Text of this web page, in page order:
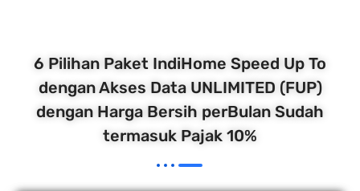
6 Pilihan Paket IndiHome Speed Up To
dengan Akses Data UNLIMITED (FUP)
dengan Harga Bersih perBulan Sudah
termasuk Pajak 10%